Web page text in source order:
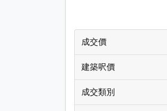
成交價
建築呎價
成交類別